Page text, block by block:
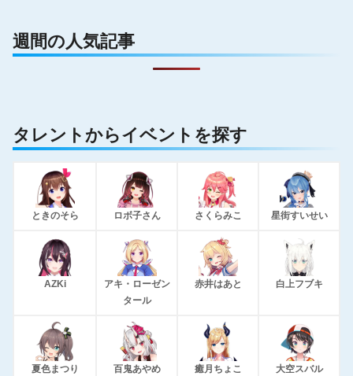
週間の人気記事
タレントからイベントを探す
ときのそら ロボ子さん さくらみこ 星街すいせい
AZKi
アキ・ローゼン
タール
赤井はあと 白上フブキ
夏色まつり 百鬼あやめ 癒月ちょこ 大空スバル